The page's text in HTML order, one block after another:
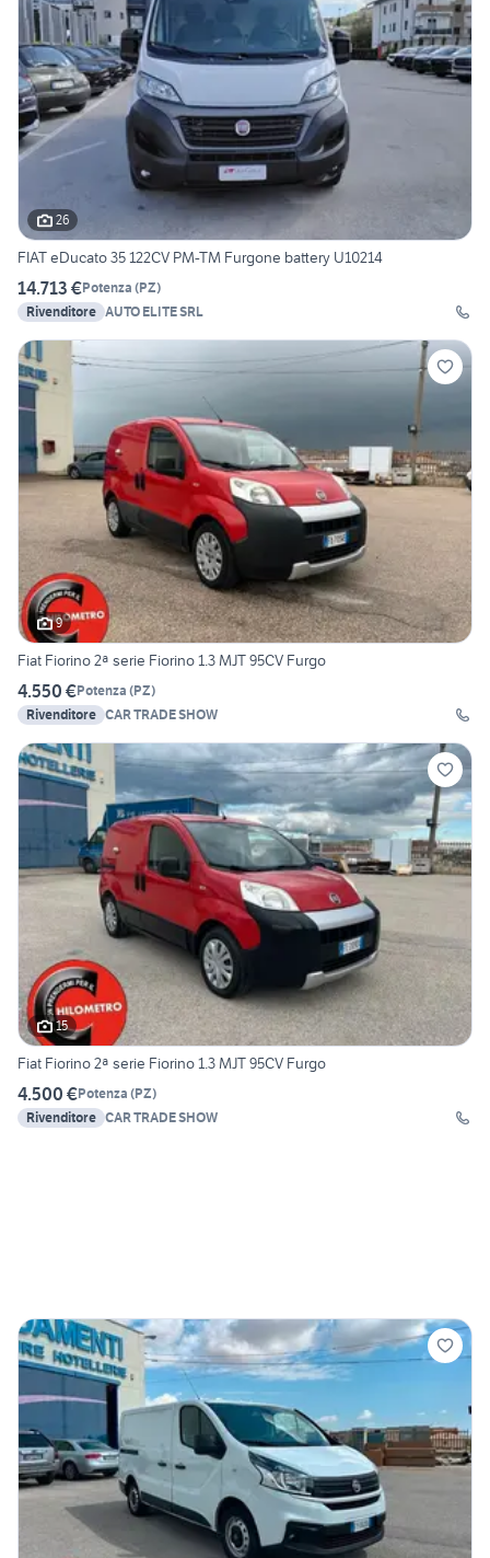
26
FIAT eDucato 35 122CV PM-TM Furgone battery U10214
14.713 €Potenza (PZ)
Rivenditore AUTO ELITE SRL
9
Fiat Fiorino 2ª serie Fiorino 1.3 MJT 95CV Furgo
4.550 €Potenza (PZ)
Rivenditore CAR TRADE SHOW
15
Fiat Fiorino 2ª serie Fiorino 1.3 MJT 95CV Furgo
4.500 €Potenza (PZ)
Rivenditore CAR TRADE SHOW